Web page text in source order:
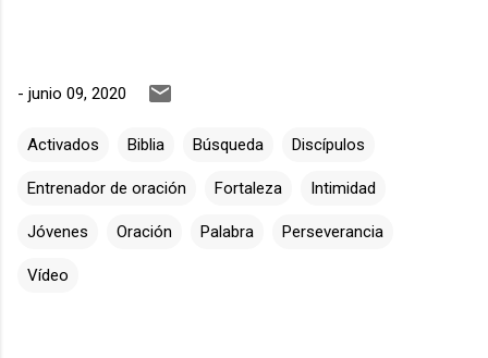
- junio 09, 2020
Activados Biblia Búsqueda Discípulos
Entrenador de oración Fortaleza Intimidad
Jóvenes Oración Palabra Perseverancia
Vídeo